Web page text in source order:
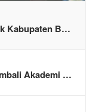
Kabupaten B…
Akademi …